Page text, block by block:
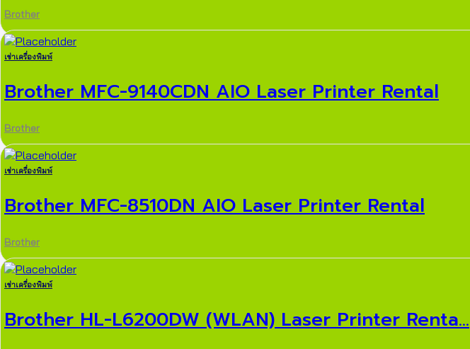
Brother
เช่าเครื่องพิมพ์
Brother MFC-9140CDN AIO Laser Printer Rental
Brother
เช่าเครื่องพิมพ์
Brother MFC-8510DN AIO Laser Printer Rental
Brother
เช่าเครื่องพิมพ์
Brother HL-L6200DW (WLAN) Laser Printer Renta...